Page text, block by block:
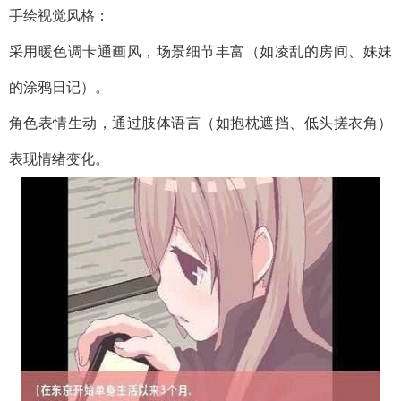
手绘视觉风格：
采用暖色调卡通画风，场景细节丰富（如凌乱的房间、妹妹
的涂鸦日记）。
角色表情生动，通过肢体语言（如抱枕遮挡、低头搓衣角）
表现情绪变化。